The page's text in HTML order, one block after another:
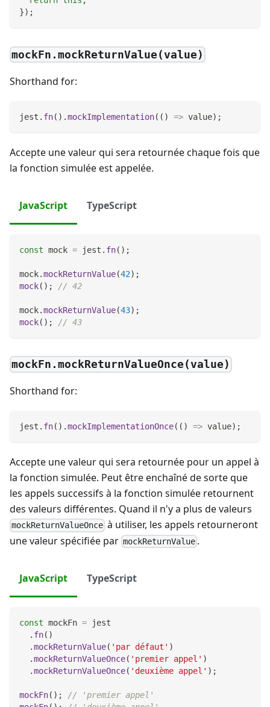
}) ;
mockFn.mockReturnValue(value)
Shorthand for:
jest . fn( ) .mockImplementation( ( ) => value) ;
Accepte une valeur qui sera retournée chaque fois que
la fonction simulée est appelée.
JavaScript TypeScript
const mock = jest . fn( ) ;
mock.mockReturnValue(42) ;
mock( ) ; // 42
mock.mockReturnValue(43) ;
mock( ) ; // 43
mockFn.mockReturnValueOnce(value)
Shorthand for:
jest . fn( ) .mockImplementationOnce( ( ) => value) ;
Accepte une valeur qui sera retournée pour un appel à
la fonction simulée. Peut être enchaîné de sorte que
les appels successifs à la fonction simulée retournent
des valeurs différentes. Quand il n'y a plus de valeurs
mockReturnValueOnce à utiliser, les appels retourneront
une valeur spécifiée par mockReturnValue .
JavaScript TypeScript
const mockFn = jest
. fn( )
.mockReturnValue( 'par défaut' )
.mockReturnValueOnce( 'premier appel' )
.mockReturnValueOnce( 'deuxième appel' ) ;
mockFn( ) ;
// 'premier appel'